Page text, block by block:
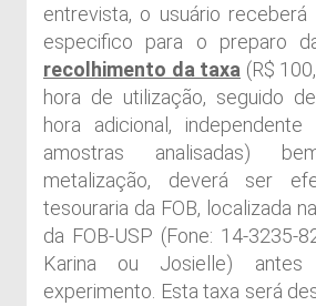
entrevista, o usuário receberá
especifico para o preparo
recolhimento da taxa (R$
hora de utilização, seguido
hora adicional,
amostras analisadas)
metalização, deverá ser
tesouraria da FOB, localizada
da FOB-USP (Fone: 14-3235-
Karina ou Josielle)
experimento. Esta taxa será